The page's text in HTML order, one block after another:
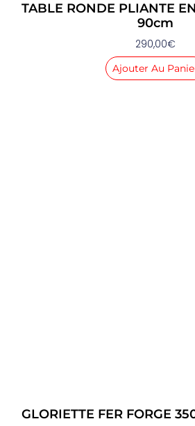
TABLE RONDE PLIANTE
90cm
290,00€
Ajouter Au
GLORIETTE FER FORGE